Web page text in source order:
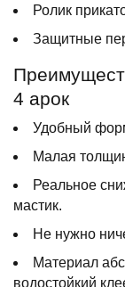
Ролик
Защитные
4 арок
Удобный
Малая
Реальное
мастик.
Не нужно
Материал
водостойкий